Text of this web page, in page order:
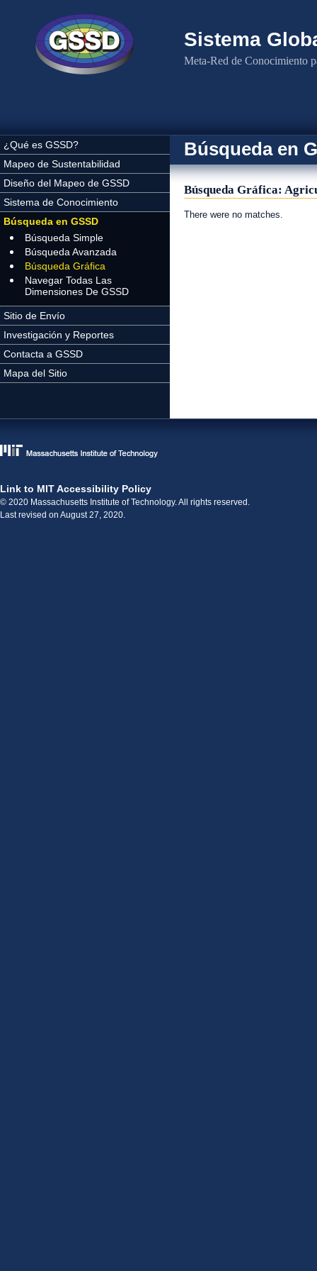
Sistema
Meta-Red de Conocimiento
¿Qué es GSSD?
Mapeo de Sustentabilidad
Diseño del Mapeo de GSSD
Sistema de Conocimiento
Búsqueda en GSSD
Búsqueda Simple
Búsqueda Avanzada
Búsqueda Gráfica
Navegar Todas Las
Dimensiones De GSSD
Sitio de Envío
Investigación y Reportes
Contacta a GSSD
Mapa del Sitio
Búsqueda en
Búsqueda Gráfica:
There were no matches.
Link to MIT Accessibility Policy
© 2020 Massachusetts Institute of Technology. All rights reserved.
Last revised on August 27, 2020.